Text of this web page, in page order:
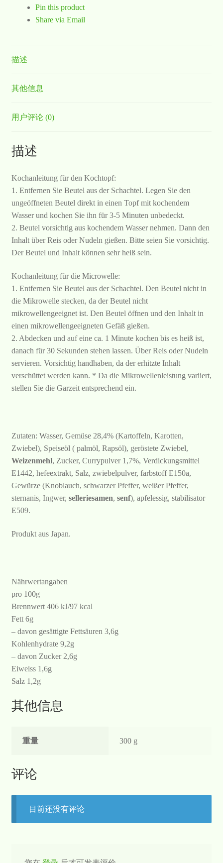
Pin this product
Share via Email
描述
其他信息
用户评论 (0)
描述
Kochanleitung für den Kochtopf:
1. Entfernen Sie Beutel aus der Schachtel. Legen Sie den
ungeöffneten Beutel direkt in einen Topf mit kochendem
Wasser und kochen Sie ihn für 3-5 Minuten unbedeckt.
2. Beutel vorsichtig aus kochendem Wasser nehmen. Dann den
Inhalt über Reis oder Nudeln gießen. Bitte seien Sie vorsichtig.
Der Beutel und Inhalt können sehr heiß sein.
Kochanleitung für die Microwelle:
1. Entfernen Sie Beutel aus der Schachtel. Den Beutel nicht in
die Mikrowelle stecken, da der Beutel nicht
mikrowellengeeignet ist. Den Beutel öffnen und den Inhalt in
einen mikrowellengeeigneten Gefäß gießen.
2. Abdecken und auf eine ca. 1 Minute kochen bis es heiß ist,
danach für 30 Sekunden stehen lassen. Über Reis oder Nudeln
servieren. Vorsichtig handhaben, da der erhitzte Inhalt
verschüttet werden kann. * Da die Mikrowellenleistung variiert,
stellen Sie die Garzeit entsprechend ein.
Zutaten: Wasser, Gemüse 28,4% (Kartoffeln, Karotten,
Zwiebel), Speiseöl ( palmöl, Rapsöl), geröstete Zwiebel,
Weizenmehl, Zucker, Currypulver 1,7%, Verdickungsmittel
E1442, hefeextrakt, Salz, zwiebelpulver, farbstoff E150a,
Gewürze (Knoblauch, schwarzer Pfeffer, weißer Pfeffer,
sternanis, Ingwer, selleriesamen, senf), apfelessig, stabilisator
E509.
Produkt aus Japan.
Nährwertangaben
pro 100g
Brennwert 406 kJ/97 kcal
Fett 6g
– davon gesättigte Fettsäuren 3,6g
Kohlenhydrate 9,2g
– davon Zucker 2,6g
Eiweiss 1,6g
Salz 1,2g
其他信息
重量 300 g
评论
目前还没有评论